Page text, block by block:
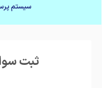
سیستم
ثبت